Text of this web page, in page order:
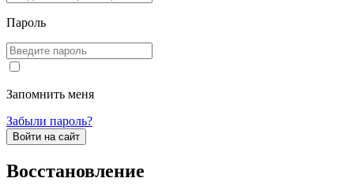
Пароль
Запомнить меня
Забыли пароль?
Войти на сайт
Восстановление